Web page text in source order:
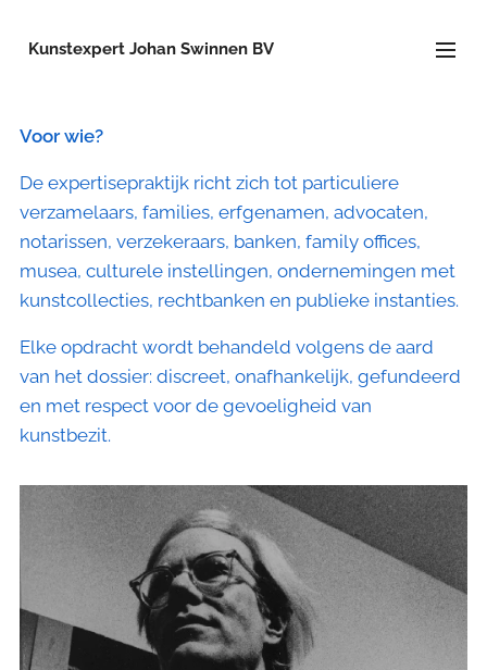
Kunstexpert Johan Swinnen BV
Voor wie?
De expertisepraktijk richt zich tot particuliere
verzamelaars, families, erfgenamen, advocaten,
notarissen, verzekeraars, banken, family offices,
musea, culturele instellingen, ondernemingen met
kunstcollecties, rechtbanken en publieke instanties.
Elke opdracht wordt behandeld volgens de aard
van het dossier: discreet, onafhankelijk, gefundeerd
en met respect voor de gevoeligheid van
kunstbezit.